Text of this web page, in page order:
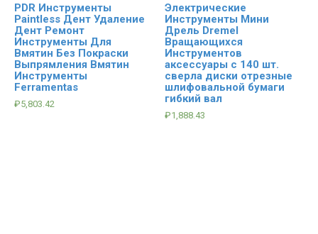
PDR Инструменты
Paintless Дент Удаление
Дент Ремонт
Инструменты Для
Вмятин Без Покраски
Выпрямления Вмятин
Инструменты
Ferramentas
₽5,803.42
Электрические
Инструменты Мини
Дрель Dremel
Вращающихся
Инструментов
аксессуары с 140 шт.
сверла диски отрезные
шлифовальной бумаги
гибкий вал
₽1,888.43